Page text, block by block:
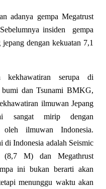
adanya gempa Megatrust
insiden gempa
dengan kekuatan 7,1
kekhawatiran serupa di
bumi dan Tsunami BMKG,
ilmuwan Jepang
sangat mirip dengan
oleh ilmuwan Indonesia.
di Indonesia adalah Seismic
(8,7 M) dan Megathrust
ini bukan berarti akan
menunggu waktu akan